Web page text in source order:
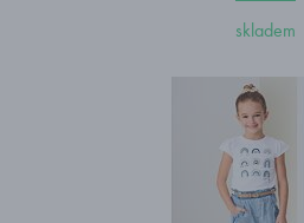
skladem